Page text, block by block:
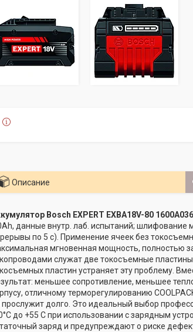
Описание
Bosch EXPERT EXBA18V-80
данные внутр. лаб. испытаний; шлифование
по 5 с). Применение ячеек без
мгновенная мощность, полностью
служат две токосъемные
пластин устраняет эту проблему.
меньшее сопротивление, меньшее
отличному терморегулированию
прослужит долго. Это идеальный выбор
до +55 C при использовании с зарядным
заряд и предупреждают о риске